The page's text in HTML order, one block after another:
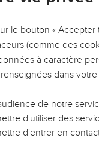
commettre un
qui commettent
ce péché-là que
péché, mais tous les
ne le touche pas.
sommes de Dieu et
le bouton «
(comme des
à caractère
dans
de notre
d'utiliser des
d'entrer en